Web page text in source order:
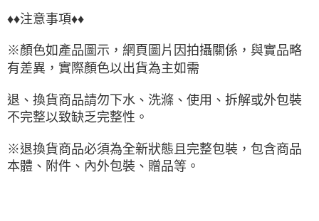
♦♦注意事項♦♦
※顏色如產品圖示，網頁圖片因拍攝關係，與實品略
有差異，實際顏色以出貨為主如需
退、換貨商品請勿下水、洗滌、使用、拆解或外包裝
不完整以致缺乏完整性。
※退換貨商品必須為全新狀態且完整包裝，包含商品
本體、附件、內外包裝、贈品等。